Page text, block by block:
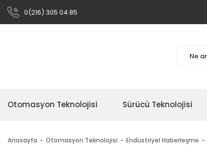
0(216) 305 04 85
Otomasyon Teknolojisi Sürücü Teknolojisi
Anasayfa Otomasyon Teknolojisi Endüstriyel Haberleşme